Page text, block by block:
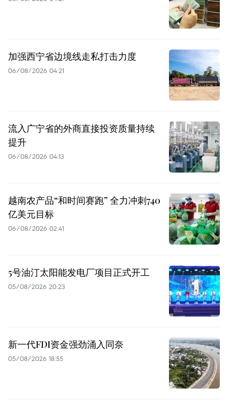
加强西宁省边境线走私打击力度
06/08/2026 04:21
流入广宁省的外商直接投资质量持续
提升
06/08/2026 04:13
越南农产品“和时间赛跑” 全力冲刺740
亿美元目标
06/08/2026 02:41
5号油汀太阳能发电厂项目正式开工
05/08/2026 20:23
新一代FDI资金强劲涌入同奈
05/08/2026 18:55